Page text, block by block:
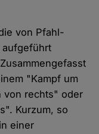
von Pfahl-
aufgeführt
"Kampf um
von rechts" oder
Kurzum, so
einer